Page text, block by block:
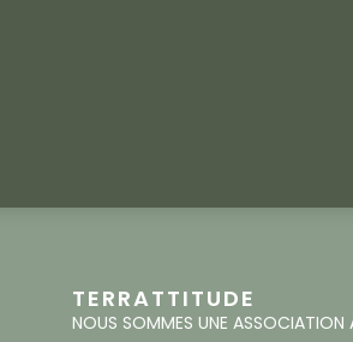
TERRATTITUDE
NOUS SOMMES UNE ASSOCIATION